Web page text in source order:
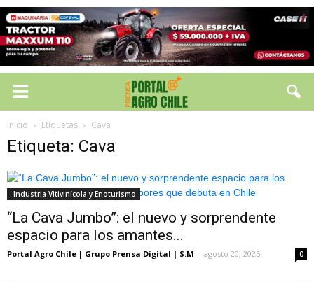
Inicio Etiquetas Cava
Etiqueta: Cava
Industria Vitivinícola y Enoturismo
“La Cava Jumbo”: el nuevo y sorprendente
espacio para los amantes...
Portal Agro Chile | Grupo Prensa Digital | S.M - agosto 20, 2025 0